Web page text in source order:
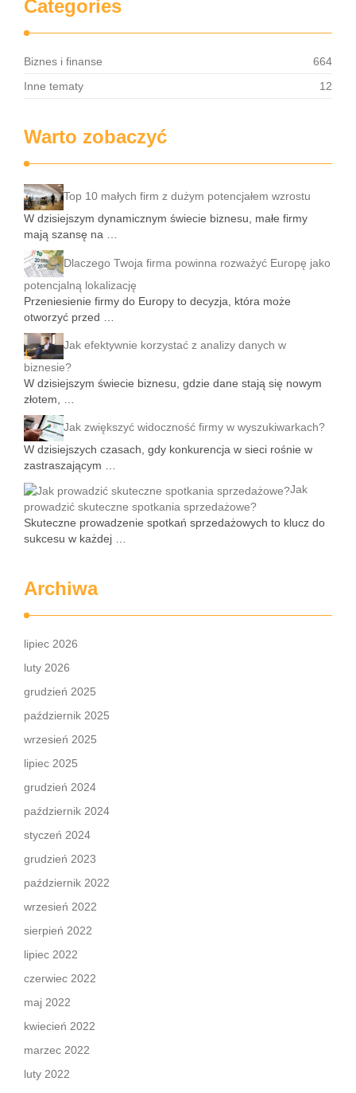
Categories
Biznes i finanse
664
Inne tematy
12
Warto zobaczyć
Top 10 małych firm z dużym potencjałem wzrostu
W dzisiejszym dynamicznym świecie biznesu, małe firmy
mają szansę na …
Dlaczego Twoja firma powinna rozważyć Europę jako
potencjalną lokalizację
Przeniesienie firmy do Europy to decyzja, która może
otworzyć przed …
Jak efektywnie korzystać z analizy danych w
biznesie?
W dzisiejszym świecie biznesu, gdzie dane stają się nowym
złotem, …
Jak zwiększyć widoczność firmy w wyszukiwarkach?
W dzisiejszych czasach, gdy konkurencja w sieci rośnie w
zastraszającym …
Jak
prowadzić skuteczne spotkania sprzedażowe?
Skuteczne prowadzenie spotkań sprzedażowych to klucz do
sukcesu w każdej …
Archiwa
lipiec 2026
luty 2026
grudzień 2025
październik 2025
wrzesień 2025
lipiec 2025
grudzień 2024
październik 2024
styczeń 2024
grudzień 2023
październik 2022
wrzesień 2022
sierpień 2022
lipiec 2022
czerwiec 2022
maj 2022
kwiecień 2022
marzec 2022
luty 2022